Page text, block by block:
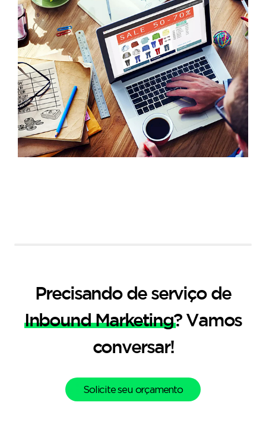
Precisando de serviço de
Inbound Marketing? Vamos
conversar!
Solicite seu orçamento